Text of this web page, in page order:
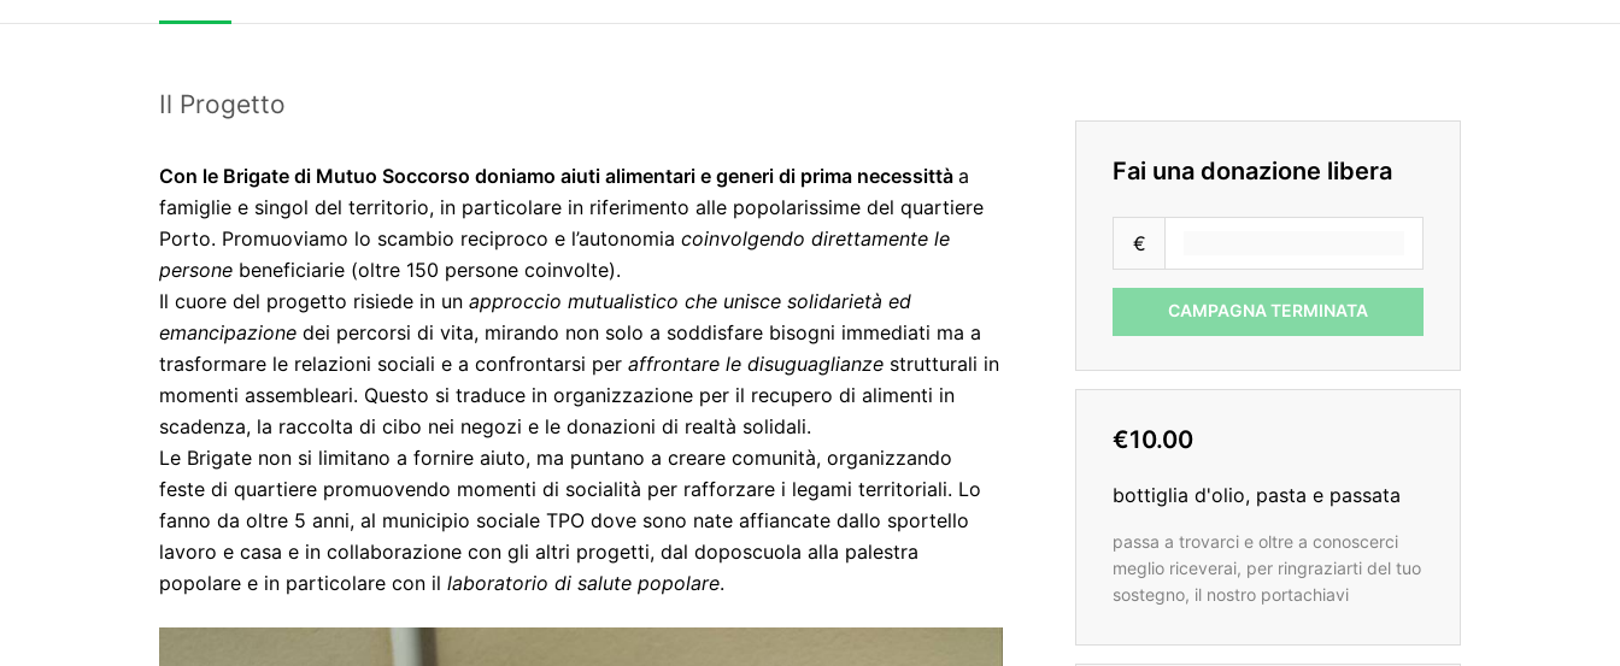
Il Progetto
Con le Brigate di Mutuo Soccorso doniamo aiuti alimentari e generi di prima necessittà a
famiglie e singol del territorio, in particolare in riferimento alle popolarissime del quartiere
Porto. Promuoviamo lo scambio reciproco e l’autonomia coinvolgendo direttamente le
persone beneficiarie (oltre 150 persone coinvolte).
Il cuore del progetto risiede in un approccio mutualistico che unisce solidarietà ed
emancipazione dei percorsi di vita, mirando non solo a soddisfare bisogni immediati ma a
trasformare le relazioni sociali e a confrontarsi per affrontare le disuguaglianze strutturali in
momenti assembleari. Questo si traduce in organizzazione per il recupero di alimenti in
scadenza, la raccolta di cibo nei negozi e le donazioni di realtà solidali.
Le Brigate non si limitano a fornire aiuto, ma puntano a creare comunità, organizzando
feste di quartiere promuovendo momenti di socialità per rafforzare i legami territoriali. Lo
fanno da oltre 5 anni, al municipio sociale TPO dove sono nate affiancate dallo sportello
lavoro e casa e in collaborazione con gli altri progetti, dal doposcuola alla palestra
popolare e in particolare con il laboratorio di salute popolare.
Fai una donazione libera
€
CAMPAGNA TERMINATA
€10.00
bottiglia d'olio, pasta e passata
passa a trovarci e oltre a conoscerci
meglio riceverai, per ringraziarti del tuo
sostegno, il nostro portachiavi